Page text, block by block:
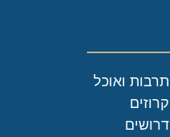
תרבות ואוכל
קרוזים
דרושים